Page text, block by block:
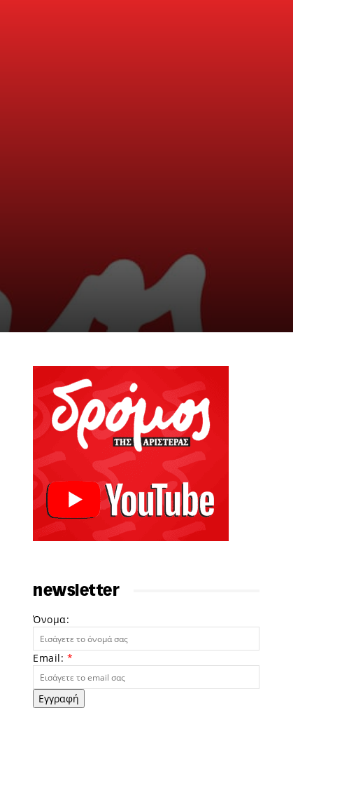
newsletter
Όνομα:
Email: *
Εγγραφή